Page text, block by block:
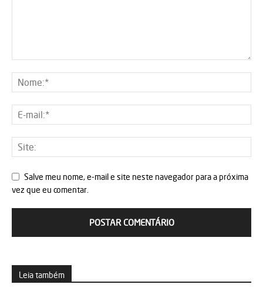
Salve meu nome, e-mail e site neste navegador para a próxima
vez que eu comentar.
Leia também